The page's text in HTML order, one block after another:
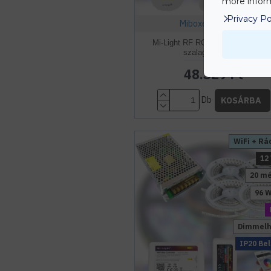
Miboxer / Mi-Light
Mi-Light RF RGBWW 5050-60
szalag szett 20m
48.329 Ft
Db KOSÁRBA
IP20
WiFi +
12
20
96
Privacy